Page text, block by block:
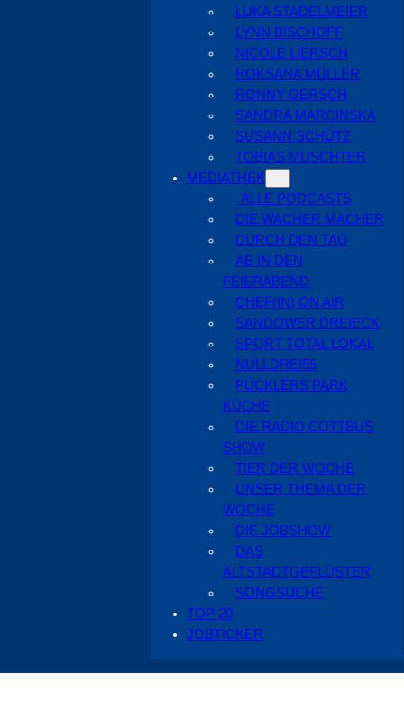
LUKA STADELMEIER
LYNN BISCHOFF
NICOLE LIERSCH
ROKSANA MÜLLER
RONNY GERSCH
SANDRA MARCINSKA
SUSANN SCHÜTZ
TOBIAS MUSCHTER
MEDIATHEK
ALLE PODCASTS
DIE WACHER MACHER
DURCH DEN TAG
AB IN DEN
FEIERABEND
CHEF(IN) ON AIR
SANDOWER DREIECK
SPORT TOTAL LOKAL
NULLDREI55
PÜCKLERS PARK
KÜCHE
DIE RADIO COTTBUS
SHOW
TIER DER WOCHE
UNSER THEMA DER
WOCHE
DIE JOBSHOW
DAS
ALTSTADTGEFLÜSTER
SONGSUCHE
TOP 20
JOBTICKER